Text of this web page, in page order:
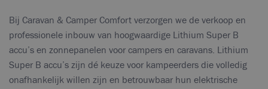
Bij Caravan & Camper Comfort verzorgen we de verkoop en
professionele inbouw van hoogwaardige Lithium Super B
accu’s en zonnepanelen voor campers en caravans. Lithium
Super B accu’s zijn dé keuze voor kampeerders die volledig
onafhankelijk willen zijn en betrouwbaar hun elektrische